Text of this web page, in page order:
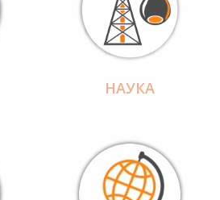
НАУКА